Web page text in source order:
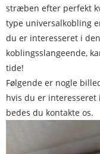
stræben efter perfekt
type universalkobling
du er interesseret i
koblingsslangeende,
tide!
Følgende er nogle
hvis du er
bedes du kontakte os.